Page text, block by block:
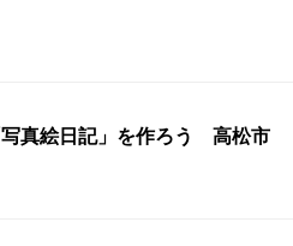
写真絵日記」を作ろう 高松市